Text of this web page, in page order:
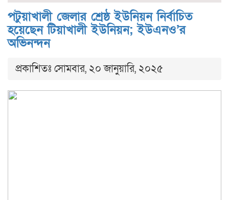
পটুয়াখালী জেলার শ্রেষ্ঠ ইউনিয়ন নির্বাচিত
হয়েছেন টিয়াখালী ইউনিয়ন; ইউএনও’র
অভিনন্দন
প্রকাশিতঃ সোমবার, ২০ জানুয়ারি, ২০২৫